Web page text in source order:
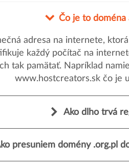
Čo je to doména
adresa na internete,
každý počítač na
tak pamätať. Napríklad
www.hostcreators.sk čo je
Ako dlho trvá
presuniem domény .org.pl